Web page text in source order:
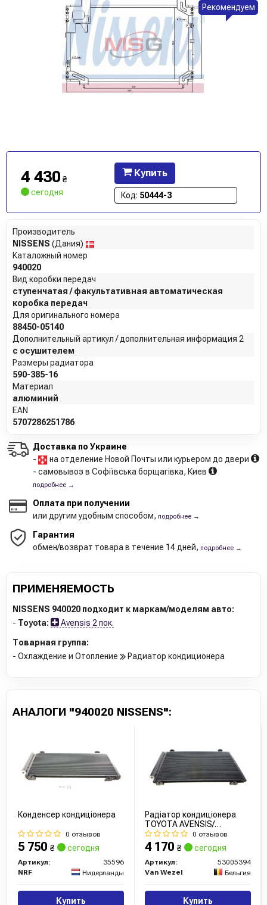
Рекомендуем
4 430 ₴
сегодня
Купить
Код: 50444-3
Производитель
NISSENS (Дания)
Каталожный номер
940020
Вид коробки передач
ступенчатая / факультативная автоматическая
коробка передач
Для оригинального номера
88450-05140
Дополнительный артикул / дополнительная информация 2
с осушителем
Размеры радиатора
590-385-16
Материал
алюминий
EAN
5707286251786
Доставка по Украине
-
на отделение Новой Почты или курьером до двери
- самовывоз в Софіївська борщагівка, Киев
подробнее →
Оплата при получении
или другим удобным способом, подробнее →
Гарантия
обмен/возврат товара в течение 14 дней, подробнее →
ПРИМЕНЯЕМОСТЬ
NISSENS 940020 подходит к маркам/моделям авто:
- Toyota: Avensis 2 пок.
Товарная группа:
- Охлаждение и Отопление
Радиатор кондиционера
АНАЛОГИ "940020 NISSENS":
Конденсер кондиціонера
0 отзывов
5 750 ₴ сегодня
Артикул:
35596
NRF
Нидерланды
Купить
Радіатор кондиціонера
TOYOTA AVENSIS/
COROLLA 20D4d/22D4d 05-
(вир-во Van Wezel)
0 отзывов
4 170 ₴ сегодня
Артикул:
53005394
Van Wezel
Бельгия
Купить